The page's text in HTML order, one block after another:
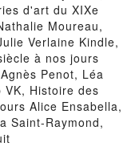
d'art du XIXe
Moureau,
Verlaine Kindle,
à nos jours
Penot, Léa
VK, Histoire des
Alice Ensabella,
Saint-Raymond,